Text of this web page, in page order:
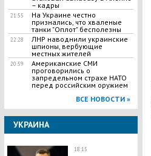
– кадры
21:55
На Украине честно
признались, что хваленые
танки "Оплот" бесполезны
22:28
ЛНР наводнили украинские
шпионы, вербующие
местных жителей
20:59
Американские СМИ
проговорились о
запредельном страхе НАТО
перед российским оружием
ВСЕ НОВОСТИ »
УКРАИНА
18:15